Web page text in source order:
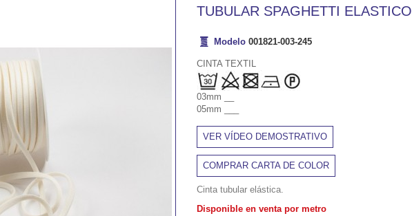
TUBULAR SPAGHETTI ELASTICO
Modelo 001821-003-245
CINTA TEXTIL
03mm __
05mm ___
VER VÍDEO DEMOSTRATIVO
COMPRAR CARTA DE COLOR
Cinta tubular elástica.
Disponible en venta por metro